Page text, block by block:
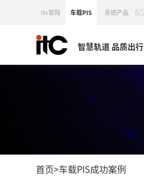
itc官网 车载PIS 系统产品
智慧轨道 品质出行
首页>车载PIS成功案例